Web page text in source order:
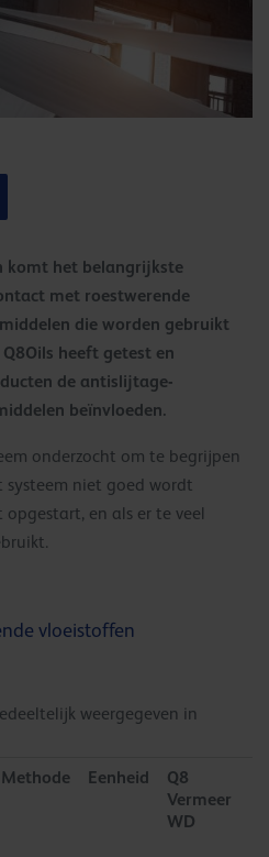
komt het belangrijkste
met roestwerende
die worden gebruikt
heeft getest en
de antislijtage-
beïnvloeden.
onderzocht om te begrijpen
systeem niet goed wordt
en als er te veel
vloeistoffen
weergegeven in
Methode Eenheid
Q8
Vermeer
WD